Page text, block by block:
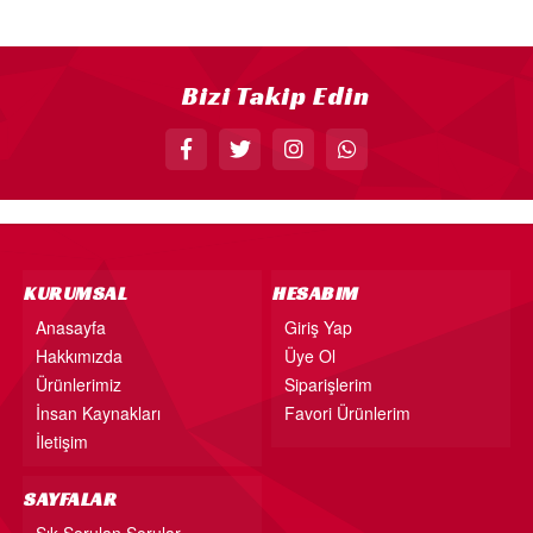
34” FOLYO BALON
40” FOLYO BALONBizi Takip Edin
KURUMSAL
Anasayfa
Hakkımızda
Ürünlerimiz
İnsan Kaynakları
İletişim
HESABIM
Giriş Yap
Üye Ol
Siparişlerim
Favori Ürünlerim
SAYFALAR